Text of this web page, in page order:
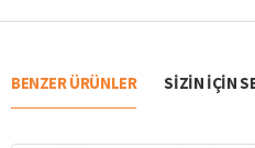
BENZER ÜRÜNLER SIZIN IÇIN